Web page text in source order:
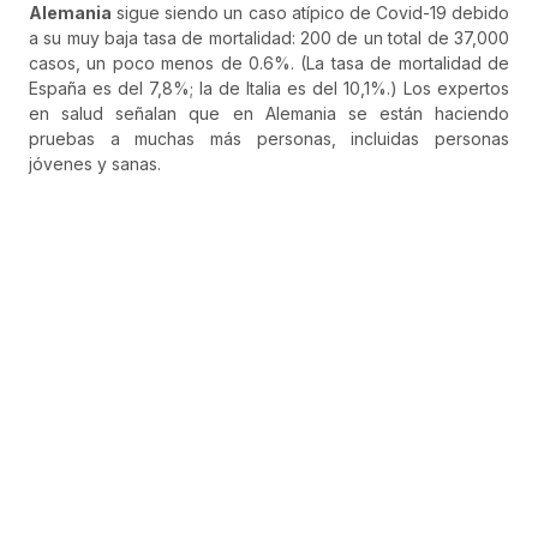
Alemania sigue siendo un caso atípico de Covid-19 debido
a su muy baja tasa de mortalidad: 200 de un total de 37,000
casos, un poco menos de 0.6%. (La tasa de mortalidad de
España es del 7,8%; la de Italia es del 10,1%.) Los expertos
en salud señalan que en Alemania se están haciendo
pruebas a muchas más personas, incluidas personas
jóvenes y sanas.